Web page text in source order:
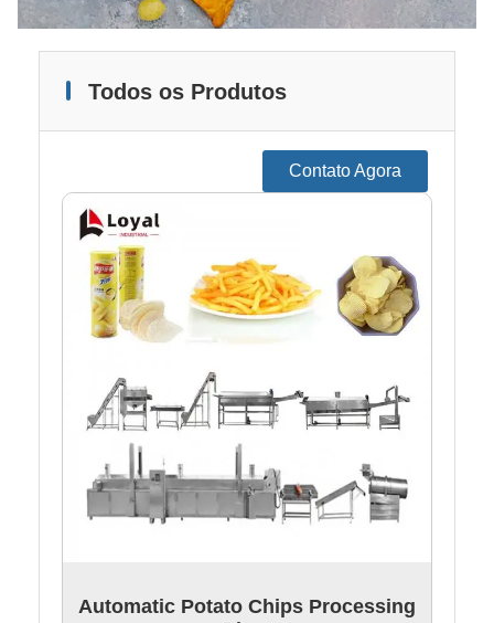
Todos os Produtos
Contato Agora
Automatic Potato Chips Processing